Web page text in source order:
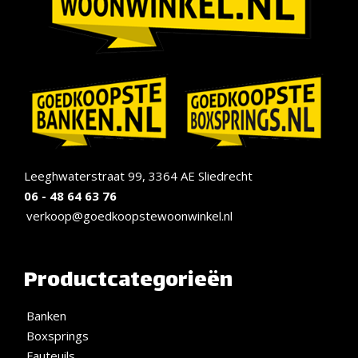
Leeghwaterstraat 99, 3364 AE Sliedrecht
06 - 48 64 63 76
verkoop@goedkoopstewoonwinkel.nl
Productcategorieën
Banken
Boxsprings